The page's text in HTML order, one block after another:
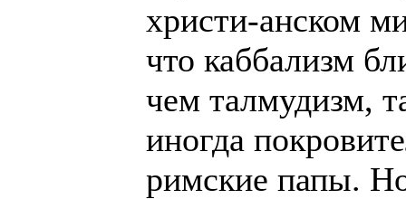
христи-анском
что каббализм
чем талмудизм,
иногда
римские папы.